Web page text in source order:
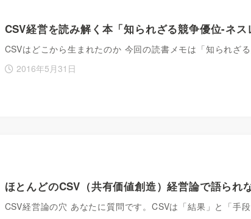
CSV経営を読み解く本「知られざる競争優位-ネス
CSVはどこから生まれたのか 今回の読書メモは「知られざ
2016年5月31日
ほとんどのCSV（共有価値創造）経営論で語られ
CSV経営論の穴 あなたに質問です。CSVは「結果」と「